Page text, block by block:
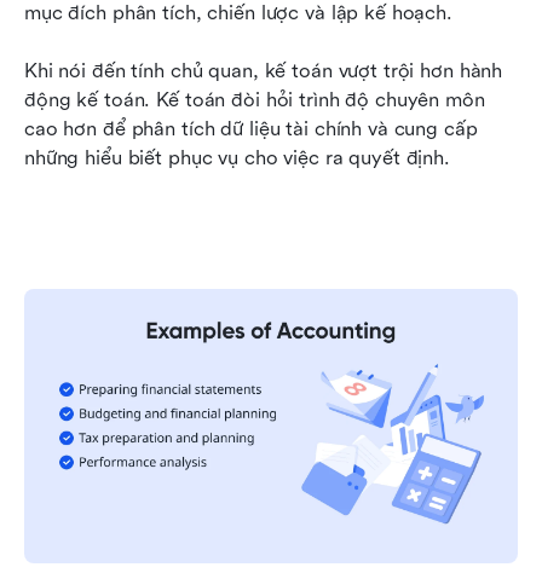
mục đích phân tích, chiến lược và lập kế hoạch.
Khi nói đến tính chủ quan, kế toán vượt trội hơn hành
động kế toán. Kế toán đòi hỏi trình độ chuyên môn
cao hơn để phân tích dữ liệu tài chính và cung cấp
những hiểu biết phục vụ cho việc ra quyết định.